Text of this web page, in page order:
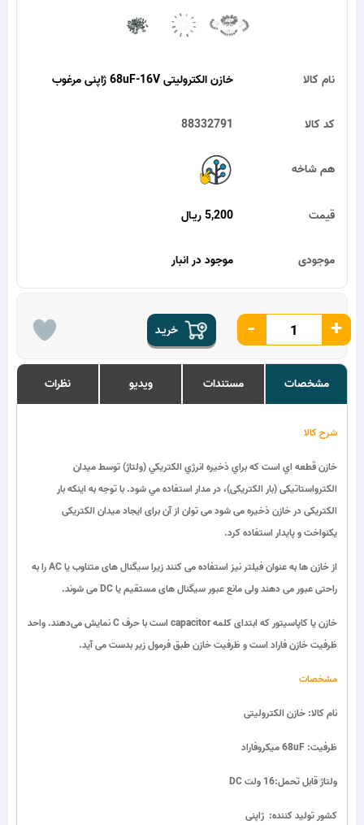
خازن الکترولیتی 68uF-16V ژاپنی مرغوب نام کالا
88332791 کد کالا
هم شاخه
5,200 ریـال قیمت
موجود در انبار موجودی
خریـد - +
مشخصات مستندات ویدیو نظرات
شرح کالا
خازن قطعه اي است که براي ذخيره انرژي الکتريکي (ولتاژ) توسط میدان
الکترواستاتیکی (بار الکتریکی)، در مدار استفاده مي شود. با توجه به اینکه بار
الکتریکی در خازن ذخیره می شود می توان از آن برای ایجاد میدان الکتریکی
یکنواخت و پایدار استفاده کرد.
از خازن ها به عنوان فیلتر نیز استفاده می کنند زیرا سیگنال های متناوب یا AC را به
راحتی عبور می دهند ولی مانع عبور سیگنال های مستقیم یا DC می شوند.
خازن یا کاپاسیتور که ابتدای کلمه capacitor است با حرف C نمایش می‌دهند. واحد
ظرفیت خازن فاراد است و ظرفیت خازن طبق فرمول زیر بدست می آید.
مشخصات
نام کالا: خازن الکترولیتی
ظرفیت: 68uF میکروفاراد
ولتاژ قابل تحمل:16 ولت DC
کشور تولید کننده: ژاپنی